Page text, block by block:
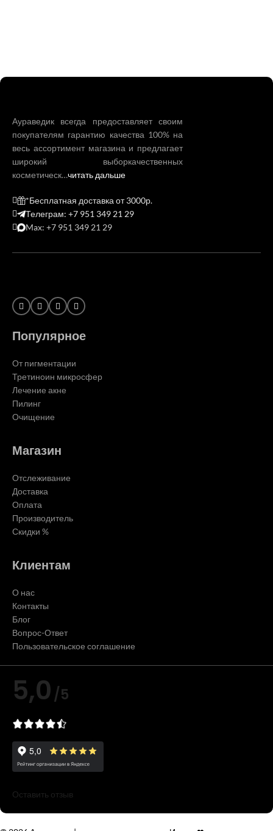
Аураведик всегда предоставляет своим
покупателям гарантию качества 100% на
весь ассортимент магазина и предлагает
широкий выборкачественных
косметическ…читать дальше
*Бесплатная доставка от 3000р.
Телеграм: +7 951 349 21 29
Max: +7 951 349 21 29
Популярное
От пигментации
Третиноин микросфер
Лечение акне
Пилинг
Очищение
Магазин
Отслеживание
Доставка
Оплата
Производитель
Скидки %
Клиентам
О нас
Контакты
Блог
Вопрос-Ответ
Пользовательское соглашение
5,0 /5
Оставить отзыв